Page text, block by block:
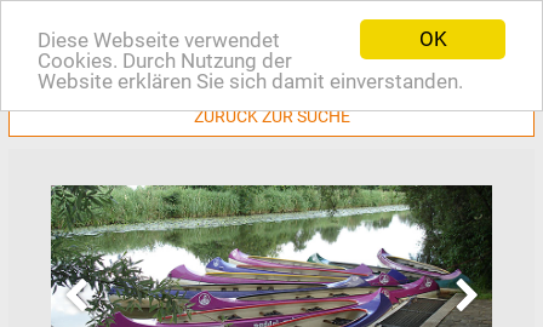
OK
Diese Webseite verwendet
Cookies. Durch Nutzung der
Website erklären Sie sich damit einverstanden.
ZURÜCK ZUR SUCHE